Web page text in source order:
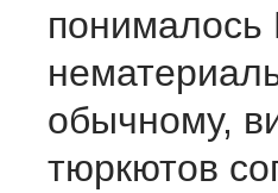
понималось
обычному,
тюркютов